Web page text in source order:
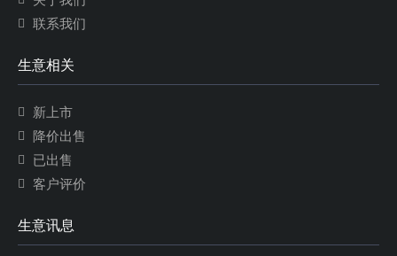
联系我们
生意相关
新上市
降价出售
已出售
客户评价
生意讯息